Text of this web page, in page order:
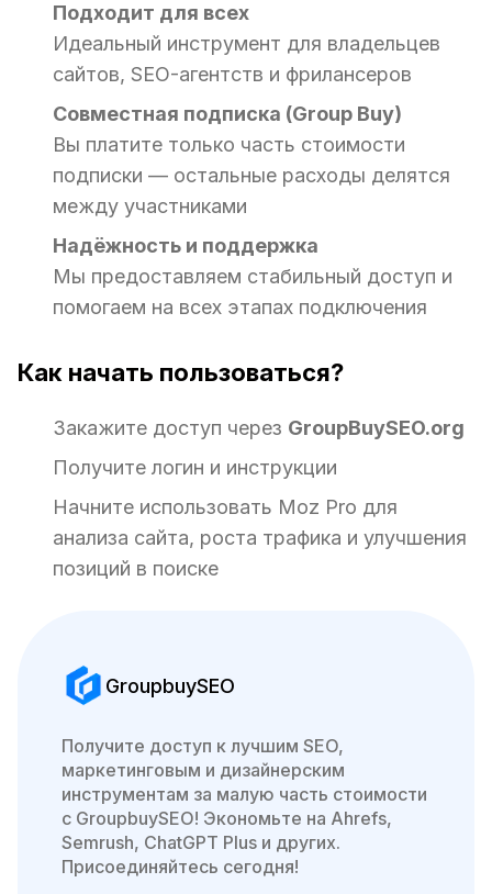
Подходит для всех
Идеальный инструмент для владельцев
сайтов, SEO-агентств и фрилансеров
Совместная подписка (Group Buy)
Вы платите только часть стоимости
подписки — остальные расходы делятся
между участниками
Надёжность и поддержка
Мы предоставляем стабильный доступ и
помогаем на всех этапах подключения
Как начать пользоваться?
Закажите доступ через GroupBuySEO.org
Получите логин и инструкции
Начните использовать Moz Pro для
анализа сайта, роста трафика и улучшения
позиций в поиске
GroupbuySEO
Получите доступ к лучшим SEO,
маркетинговым и дизайнерским
инструментам за малую часть стоимости
с GroupbuySEO! Экономьте на Ahrefs,
Semrush, ChatGPT Plus и других.
Присоединяйтесь сегодня!